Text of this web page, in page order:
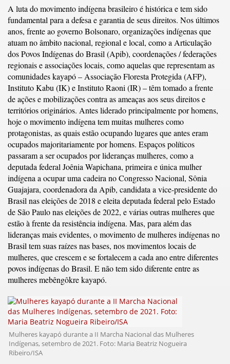
A luta do movimento indígena brasileiro é histórica e tem sido
fundamental para a defesa e garantia de seus direitos. Nos últimos
anos, frente ao governo Bolsonaro, organizações indígenas que
atuam no âmbito nacional, regional e local, como a Articulação
dos Povos Indígenas do Brasil (Apib), coordenações / federações
regionais e associações locais, como aquelas que representam as
comunidades kayapó – Associação Floresta Protegida (AFP),
Instituto Kabu (IK) e Instituto Raoni (IR) – têm tomado a frente
de ações e mobilizações contra as ameaças aos seus direitos e
territórios originários. Antes liderado principalmente por homens,
hoje o movimento indígena tem muitas mulheres como
protagonistas, as quais estão ocupando lugares que antes eram
ocupados majoritariamente por homens. Espaços políticos
passaram a ser ocupados por lideranças mulheres, como a
deputada federal Joênia Wapichana, primeira e única mulher
indígena a ocupar uma cadeira no Congresso Nacional, Sônia
Guajajara, coordenadora da Apib, candidata a vice-presidente do
Brasil nas eleições de 2018 e eleita deputada federal pelo Estado
de São Paulo nas eleições de 2022, e várias outras mulheres que
estão à frente da resistência indígena. Mas, para além das
lideranças mais evidentes, o movimento de mulheres indígenas no
Brasil tem suas raízes nas bases, nos movimentos locais de
mulheres, que crescem e se fortalecem a cada ano entre diferentes
povos indígenas do Brasil. E não tem sido diferente entre as
mulheres mebêngôkre kayapó.
Mulheres kayapó durante a II Marcha Nacional das Mulheres
Indígenas, setembro de 2021. Foto: Maria Beatriz Nogueira
Ribeiro/ISA